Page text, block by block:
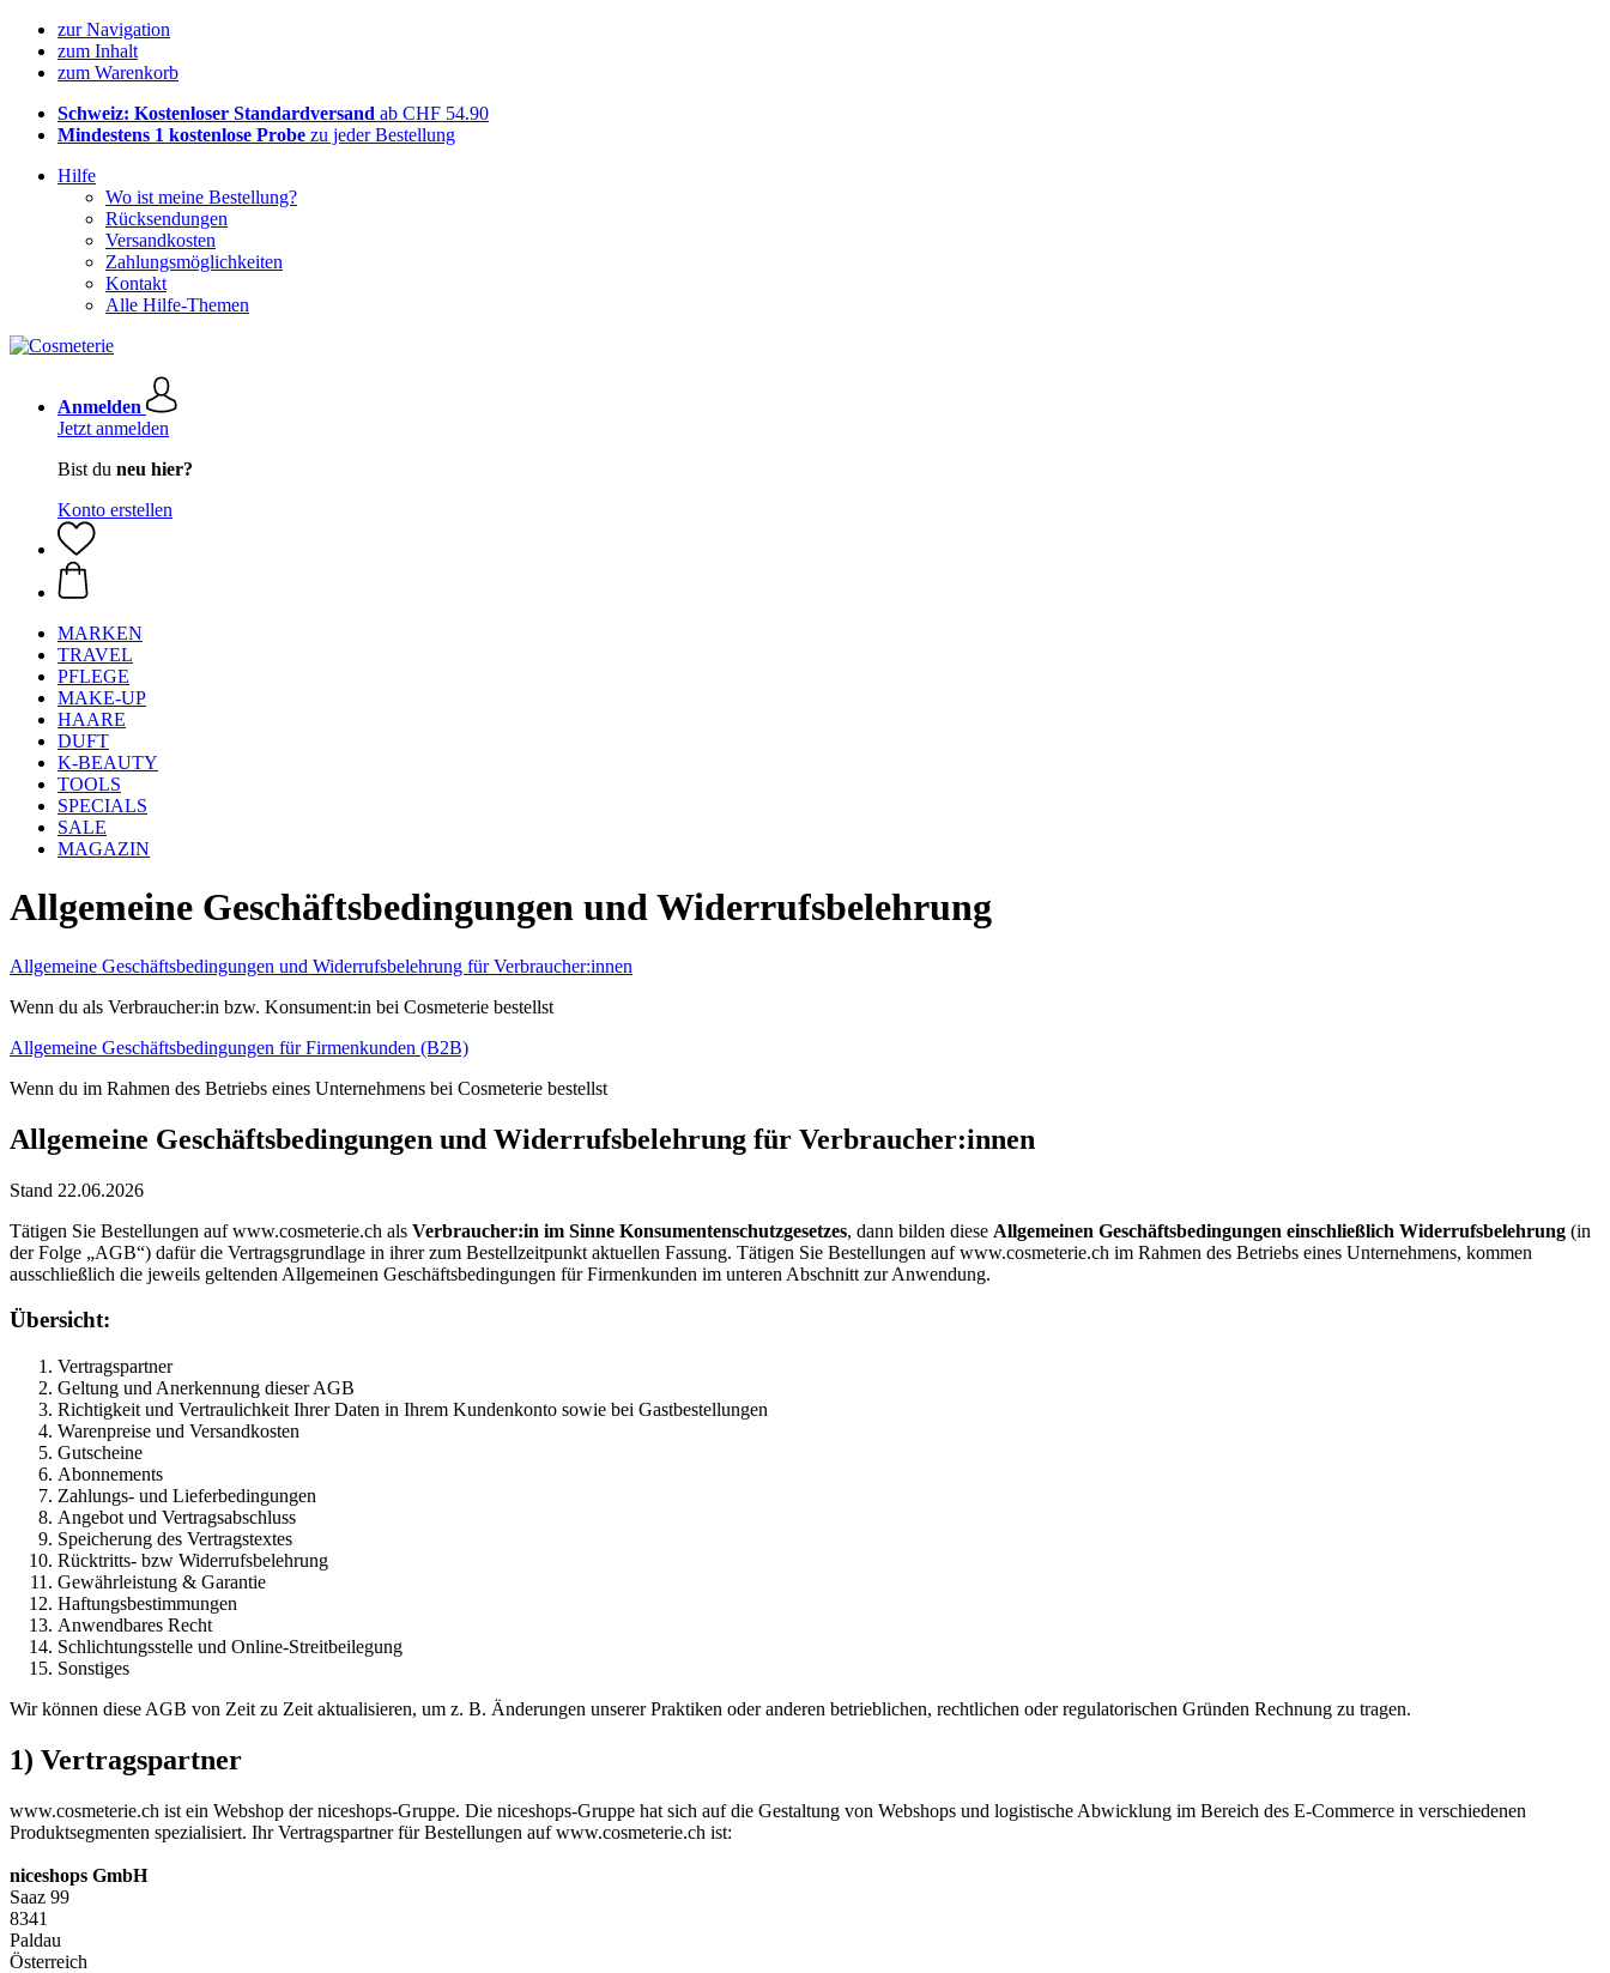
zur Navigation
zum Inhalt
zum Warenkorb
Schweiz: Kostenloser Standardversand ab CHF 54.90
Mindestens 1 kostenlose Probe zu jeder Bestellung
Hilfe
Wo ist meine Bestellung?
Rücksendungen
Versandkosten
Zahlungsmöglichkeiten
Kontakt
Alle Hilfe-Themen
Anmelden
Jetzt anmelden
Bist du neu hier?
Konto erstellen
MARKEN
TRAVEL
PFLEGE
MAKE-UP
HAARE
DUFT
K-BEAUTY
TOOLS
SPECIALS
SALE
MAGAZIN
Allgemeine Geschäftsbedingungen und Widerrufsbelehrung
Allgemeine Geschäftsbedingungen und Widerrufsbelehrung für Verbraucher:innen
Wenn du als Verbraucher:in bzw. Konsument:in bei Cosmeterie bestellst
Allgemeine Geschäftsbedingungen für Firmenkunden (B2B)
Wenn du im Rahmen des Betriebs eines Unternehmens bei Cosmeterie bestellst
Allgemeine Geschäftsbedingungen und Widerrufsbelehrung für Verbraucher:innen
Stand 22.06.2026
Tätigen Sie Bestellungen auf www.cosmeterie.ch als Verbraucher:in im Sinne Konsumentenschutzgesetzes, dann bilden diese Allgemeinen Geschäftsbedingungen einschließlich Widerrufsbelehrung (in
der Folge „AGB“) dafür die Vertragsgrundlage in ihrer zum Bestellzeitpunkt aktuellen Fassung. Tätigen Sie Bestellungen auf www.cosmeterie.ch im Rahmen des Betriebs eines Unternehmens, kommen
ausschließlich die jeweils geltenden Allgemeinen Geschäftsbedingungen für Firmenkunden im unteren Abschnitt zur Anwendung.
Übersicht:
Vertragspartner
Geltung und Anerkennung dieser AGB
Richtigkeit und Vertraulichkeit Ihrer Daten in Ihrem Kundenkonto sowie bei Gastbestellungen
Warenpreise und Versandkosten
Gutscheine
Abonnements
Zahlungs- und Lieferbedingungen
Angebot und Vertragsabschluss
Speicherung des Vertragstextes
Rücktritts- bzw Widerrufsbelehrung
Gewährleistung & Garantie
Haftungsbestimmungen
Anwendbares Recht
Schlichtungsstelle und Online-Streitbeilegung
Sonstiges
Wir können diese AGB von Zeit zu Zeit aktualisieren, um z. B. Änderungen unserer Praktiken oder anderen betrieblichen, rechtlichen oder regulatorischen Gründen Rechnung zu tragen.
1) Vertragspartner
www.cosmeterie.ch ist ein Webshop der niceshops-Gruppe. Die niceshops-Gruppe hat sich auf die Gestaltung von Webshops und logistische Abwicklung im Bereich des E-Commerce in verschiedenen
Produktsegmenten spezialisiert. Ihr Vertragspartner für Bestellungen auf www.cosmeterie.ch ist:
niceshops GmbH
Saaz 99
8341
Paldau
Österreich